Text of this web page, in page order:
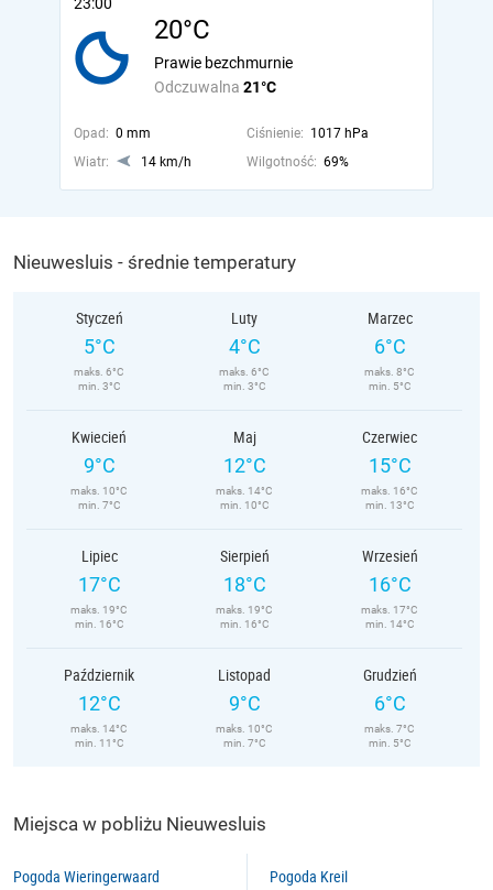
20°C
Odczuwalna 21°C
Prawie bezchmurnie
Opad: 0 mm Ciśnienie: 1017 hPa
Wiatr:
14 km/h Wilgotność: 69%
Nieuwesluis - średnie temperatury
Styczeń
5°C
maks. 6°C
min. 3°C
Luty
4°C
maks. 6°C
min. 3°C
Marzec
6°C
maks. 8°C
min. 5°C
Kwiecień
9°C
maks. 10°C
min. 7°C
Maj
12°C
maks. 14°C
min. 10°C
Czerwiec
15°C
maks. 16°C
min. 13°C
Lipiec
17°C
maks. 19°C
min. 16°C
Sierpień
18°C
maks. 19°C
min. 16°C
Wrzesień
16°C
maks. 17°C
min. 14°C
Październik
12°C
maks. 14°C
min. 11°C
Listopad
9°C
maks. 10°C
min. 7°C
Grudzień
6°C
maks. 7°C
min. 5°C
Miejsca w pobliżu Nieuwesluis
Pogoda Wieringerwaard Pogoda Kreil